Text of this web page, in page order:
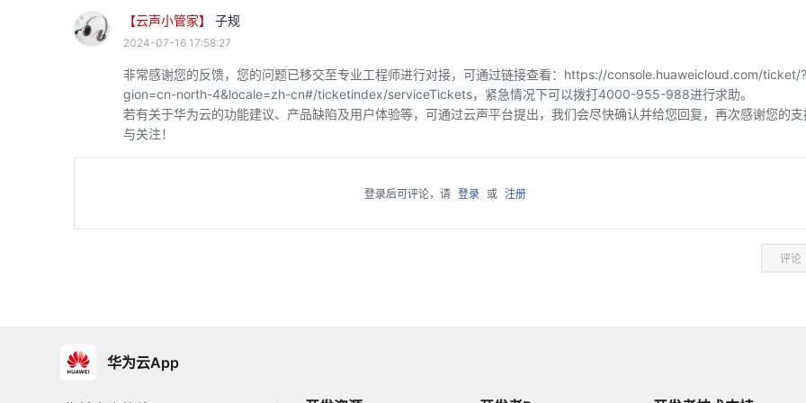
【云声小管家】 子规
2024-07-16 17:58:27
非常感谢您的反馈，您的问题已移交至专业工程师进行对接，可通过链接查看：https://console.huaweicloud.com/ticket/
gion=cn-north-4&locale=zh-cn#/ticketindex/serviceTickets，紧急情况下可以拨打4000-955-988进行求助。
若有关于华为云的功能建议、产品缺陷及用户体验等，可通过云声平台提出，我们会尽快确认并给您回复，再次感谢您的支
与关注！
登录后可评论，请 登录 或 注册
评论
华为云App